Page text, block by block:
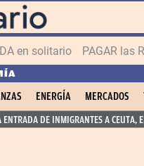
en solitario PAGAR las
ENERGÍA MERCADOS
DE INMIGRANTES A CEUTA,